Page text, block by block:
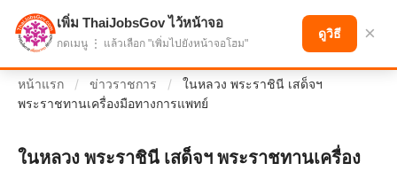
แบ่งปันโอกาส เพื่ออนาคตที่ก้าวหน้า
หน้าแรก / ข่าวราชการ /
ในหลวง พระราชินี เสด็จฯ
พระราชทานเครื่องมือทางการแพทย์
ในหลวง พระราชินี เสด็จฯ พระราชทานเครื่อง
เพิ่ม ThaiJobsGov ไว้หน้าจอ
กดเมนู ⋮ แล้วเลือก "เพิ่มไปยังหน้าจอโฮม"
ดูวิธี ×